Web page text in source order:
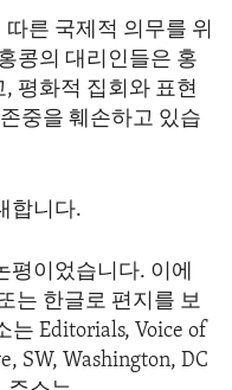
른 국제적 의무를 위
콩의 대리인들은 홍
평화적 집회와 표현
중을 훼손하고 있습
합니다.
평이었습니다. 이에
는 한글로 편지를 보
는 Editorials, Voice of
SW, Washington, DC